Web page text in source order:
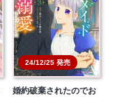
24/12/25 発売
婚約破棄されたのでお